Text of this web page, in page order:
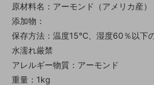
原材料名：アーモンド（アメリカ産）
添加物：
保存方法：温度15℃、湿度60％以下
水濡れ厳禁
アレルギー物質：アーモンド
重量：1kg